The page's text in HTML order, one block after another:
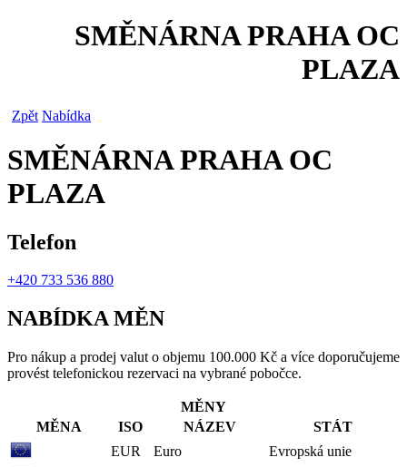
SMĚNÁRNA PRAHA OC
PLAZA
Zpět Nabídka
SMĚNÁRNA PRAHA OC
PLAZA
Telefon
+420 733 536 880
NABÍDKA MĚN
Pro nákup a prodej valut o objemu 100.000 Kč a více doporučujeme
provést telefonickou rezervaci na vybrané pobočce.
MĚNY
MĚNA
ISO NÁZEV
STÁT
EUR
Euro
Evropská unie